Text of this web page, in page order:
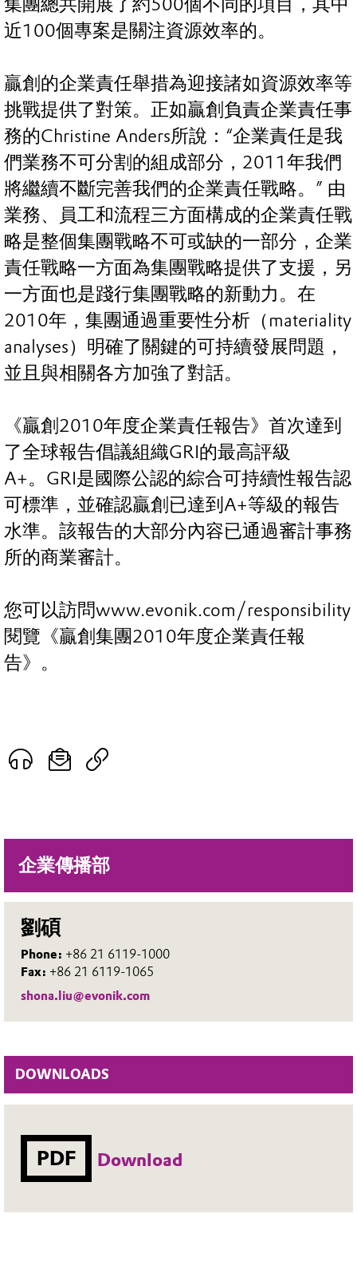
企業傳播部
劉碩
Phone: +86 21 6119-1000
Fax: +86 21 6119-1065
shona.liu@evonik.com
DOWNLOADS
PDF Download
近100個專案是關注資源效率的。
贏創的企業責任舉措為迎接諸如資源效率等
挑戰提供了對策。正如贏創負責企業責任事
務的Christine Anders所說：“企業責任是我
們業務不可分割的組成部分，2011年我們
將繼續不斷完善我們的企業責任戰略。” 由
業務、員工和流程三方面構成的企業責任戰
略是整個集團戰略不可或缺的一部分，企業
責任戰略一方面為集團戰略提供了支援，另
一方面也是踐行集團戰略的新動力。在
2010年，集團通過重要性分析（materiality
analyses）明確了關鍵的可持續發展問題，
並且與相關各方加強了對話。
《贏創2010年度企業責任報告》首次達到
了全球報告倡議組織GRI的最高評級
A+。GRI是國際公認的綜合可持續性報告認
可標準，並確認贏創已達到A+等級的報告
水準。該報告的大部分內容已通過審計事務
所的商業審計。
您可以訪問www.evonik.com/responsibility
閱覽《贏創集團2010年度企業責任報
告》。